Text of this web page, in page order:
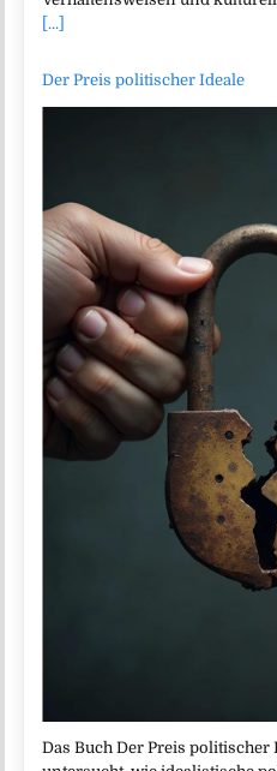
[...]
Der Preis politischer Ideale
Das Buch Der Preis